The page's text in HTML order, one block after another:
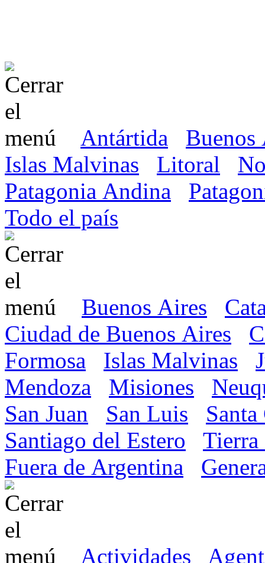
Antártida
Buenos
Islas Malvinas
Litoral
Patagonia Andina
Todo el país
Buenos Aires
Ciudad de Buenos Aires
Formosa
Islas Malvinas
Mendoza
Misiones
San Juan
San Luis
Santiago del Estero
Tierra
Fuera de Argentina
Actividades